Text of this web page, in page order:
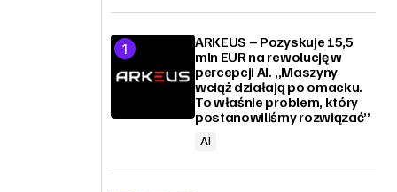
ARKEUS – Pozyskuje 15,5
mln EUR na rewolucję w
percepcji AI. „Maszyny
wciąż działają po omacku.
To właśnie problem, który
postanowiliśmy rozwiązać”
AI